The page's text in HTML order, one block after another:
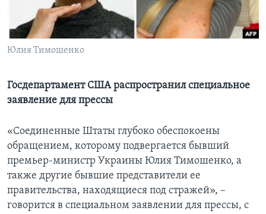
Learning English
СОЦИАЛЬНЫЕ СЕТИ
Юлия Тимошенко
Госдепартамент США распространил специальное
заявление для прессы
«Соединенные Штаты глубоко обеспокоены
обращением, которому подвергается бывший
премьер-министр Украины Юлия Тимошенко, а
также другие бывшие представители ее
правительства, находящиеся под стражей», –
говорится в специальном заявлении для прессы, с